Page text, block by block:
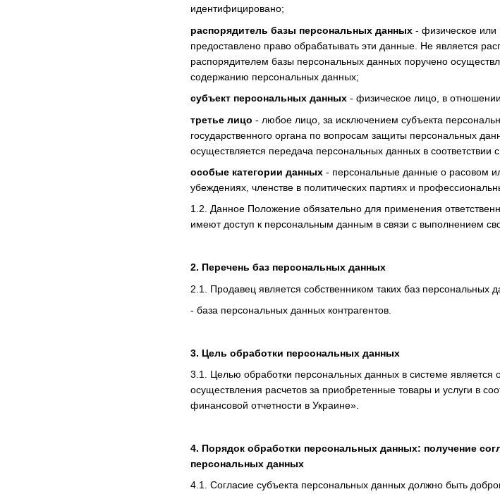
идентифицировано;
распорядитель базы персональных данных - физическое
предоставлено право обрабатывать эти данные. Не является
распорядителем базы персональных данных поручено
содержанию персональных данных;
субъект персональных данных - физическое лицо, в
третье лицо - любое лицо, за исключением субъекта
государственного органа по вопросам защиты персональных
осуществляется передача персональных данных в соответствии
особые категории данных - персональные данные о расовом
убеждениях, членстве в политических партиях и
1.2. Данное Положение обязательно для применения
имеют доступ к персональным данным в связи с выполнением
2. Перечень баз персональных данных
2.1. Продавец является собственником таких баз персональных
- база персональных данных контрагентов.
3. Цель обработки персональных данных
3.1. Целью обработки персональных данных в системе
осуществления расчетов за приобретенные товары и услуги в
финансовой отчетности в Украине».
4. Порядок обработки персональных данных: получение
персональных данных
4.1. Согласие субъекта персональных данных должно быть